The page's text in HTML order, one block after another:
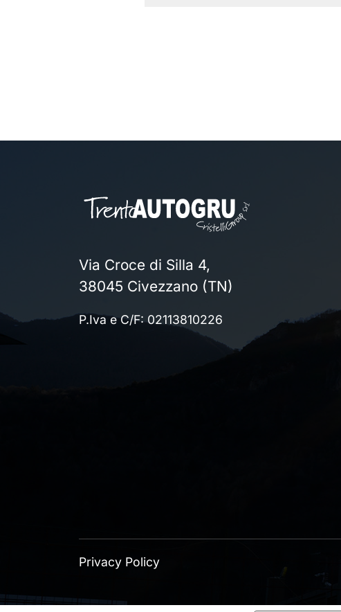
Via Croce di Silla 4,
38045 Civezzano (TN)
P.Iva e C/F: 02113810226
Privacy Policy